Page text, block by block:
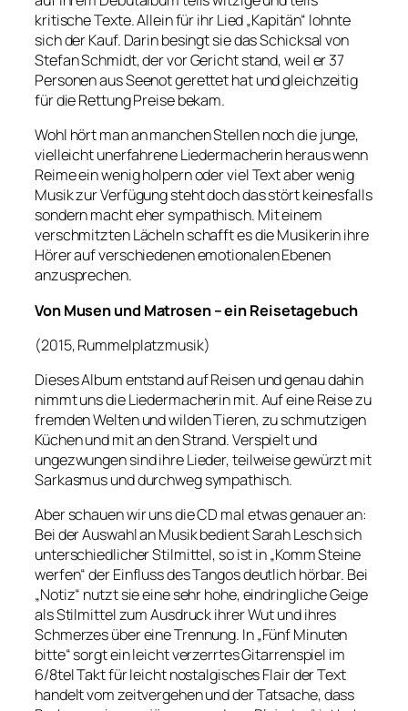
kritische Texte. Allein für ihr Lied „Kapitän“ lohnte
sich der Kauf. Darin besingt sie das Schicksal von
Stefan Schmidt, der vor Gericht stand, weil er 37
Personen aus Seenot gerettet hat und gleichzeitig
für die Rettung Preise bekam.
Wohl hört man an manchen Stellen noch die junge,
vielleicht unerfahrene Liedermacherin heraus wenn
Reime ein wenig holpern oder viel Text aber wenig
Musik zur Verfügung steht doch das stört keinesfalls
sondern macht eher sympathisch. Mit einem
verschmitzten Lächeln schafft es die Musikerin ihre
Hörer auf verschiedenen emotionalen Ebenen
anzusprechen.
Von Musen und Matrosen – ein Reisetagebuch
(2015, Rummelplatzmusik)
Dieses Album entstand auf Reisen und genau dahin
nimmt uns die Liedermacherin mit. Auf eine Reise zu
fremden Welten und wilden Tieren, zu schmutzigen
Küchen und mit an den Strand. Verspielt und
ungezwungen sind ihre Lieder, teilweise gewürzt mit
Sarkasmus und durchweg sympathisch.
Aber schauen wir uns die CD mal etwas genauer an:
Bei der Auswahl an Musik bedient Sarah Lesch sich
unterschiedlicher Stilmittel, so ist in „Komm Steine
werfen“ der Einfluss des Tangos deutlich hörbar. Bei
„Notiz“ nutzt sie eine sehr hohe, eindringliche Geige
als Stilmittel zum Ausdruck ihrer Wut und ihres
Schmerzes über eine Trennung. In „Fünf Minuten
bitte“ sorgt ein leicht verzerrtes Gitarrenspiel im
6/8tel Takt für leicht nostalgisches Flair der Text
handelt vom zeitvergehen und der Tatsache, dass